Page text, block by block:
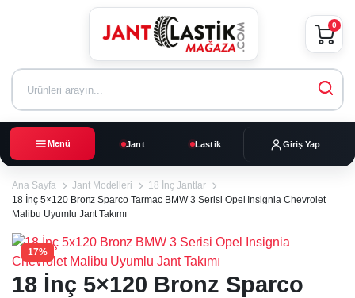
Menü Jant Lastik Giriş Yap
0
Ana Sayfa Jant Modelleri
18 İnç Jantlar
18 İnç 5×120 Bronz Sparco Tarmac BMW 3 Serisi Opel Insignia Chevrolet
Malibu Uyumlu Jant Takımı
17%
18 İnç 5×120 Bronz Sparco